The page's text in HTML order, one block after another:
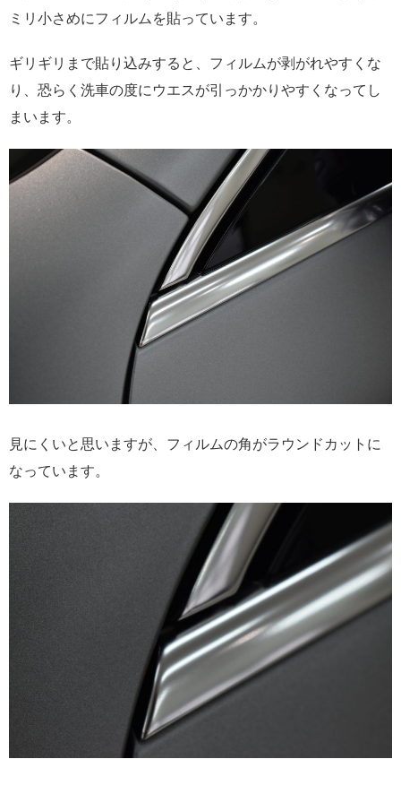
ミリ小さめにフィルムを貼っています。
ギリギリまで貼り込みすると、フィルムが剥がれやすくな
り、恐らく洗車の度にウエスが引っかかりやすくなってし
まいます。
見にくいと思いますが、フィルムの角がラウンドカットに
なっています。